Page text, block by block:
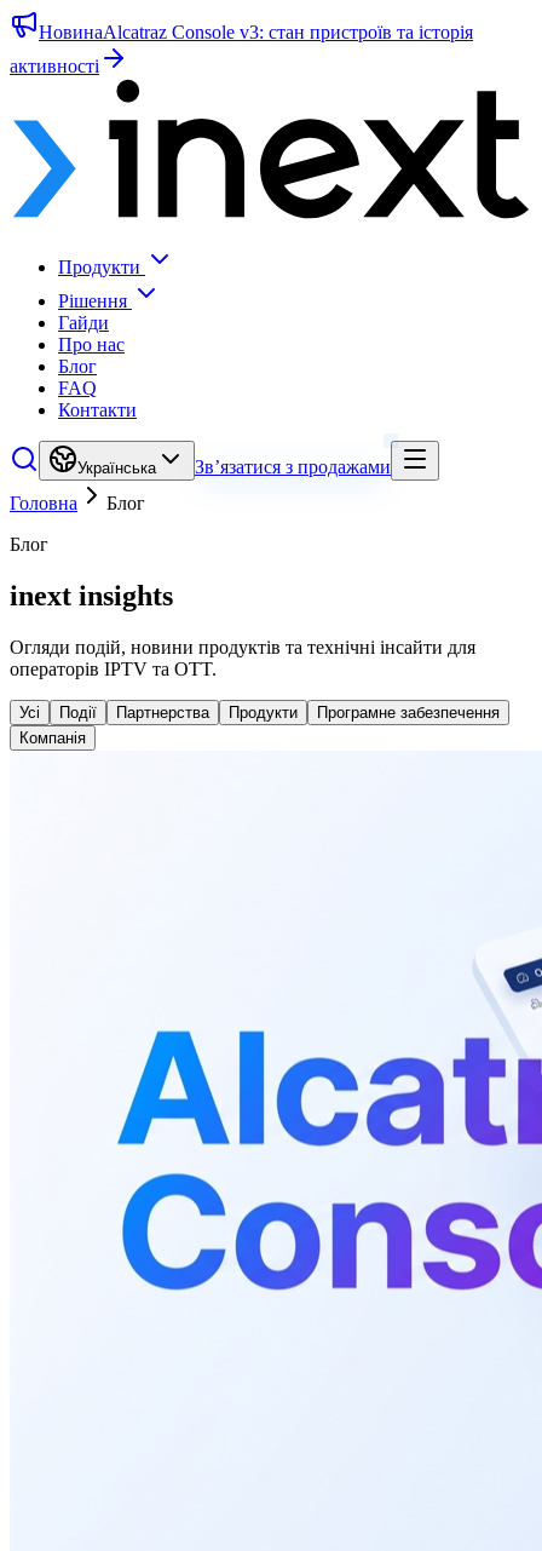
НовинаAlcatraz Console v3: стан пристроїв та історія
активності
Продукти
Рішення
Гайди
Про нас
Блог
FAQ
Контакти
Українська
Зв’язатися з продажами
Головна
Блог
Блог
inext insights
Огляди подій, новини продуктів та технічні інсайти для
операторів IPTV та OTT.
Усі Події Партнерства Продукти
Програмне забезпечення
Компанія